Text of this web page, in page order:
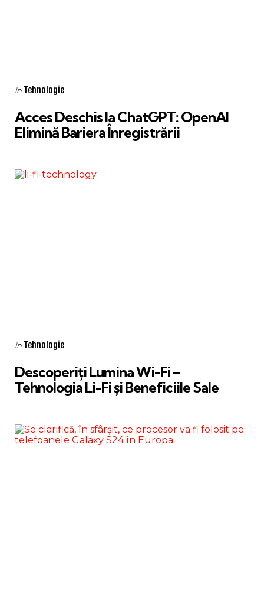
Categories
Posted
in Tehnologie
Acces Deschis la ChatGPT: OpenAI
Elimină Bariera Înregistrării
Categories
Posted
in Tehnologie
Descoperiți Lumina Wi-Fi –
Tehnologia Li-Fi și Beneficiile Sale